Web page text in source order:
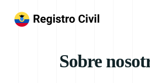
Sobre